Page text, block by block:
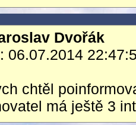
Dvořák
06.07.2014
chtěl
má ještě 3